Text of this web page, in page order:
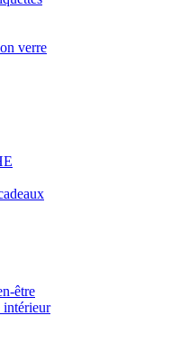
verre
être
intérieur